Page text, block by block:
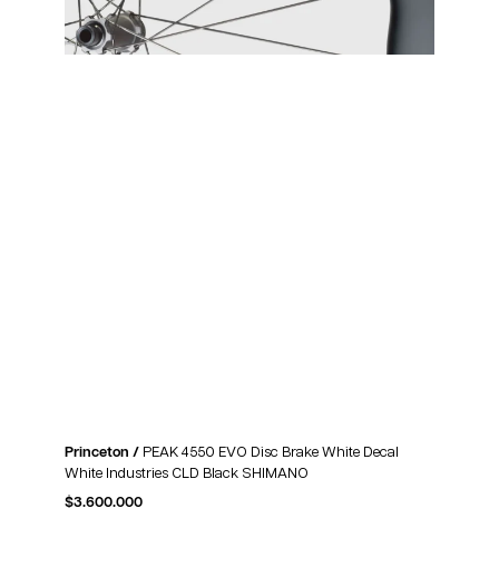
Princeton / PEAK 4550 EVO Disc Brake White Decal
White Industries CLD Black SHIMANO
$3.600.000